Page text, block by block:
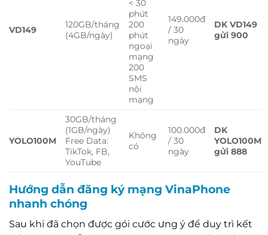
VD149
120GB/tháng
(4GB/ngày)
< 30
phút
200
phút
ngoại
mạng
200
SMS
nội
mạng
149.000đ
/ 30
ngày
DK VD149
gửi 900
YOLO100M
30GB/tháng
(1GB/ngày)
Free Data:
TikTok, FB,
YouTube
Không
có
100.000đ
/ 30
ngày
DK
YOLO100M
gửi 888
Hướng dẫn đăng ký mạng VinaPhone
nhanh chóng
Sau khi đã chọn được gói cước ưng ý để duy trì kết